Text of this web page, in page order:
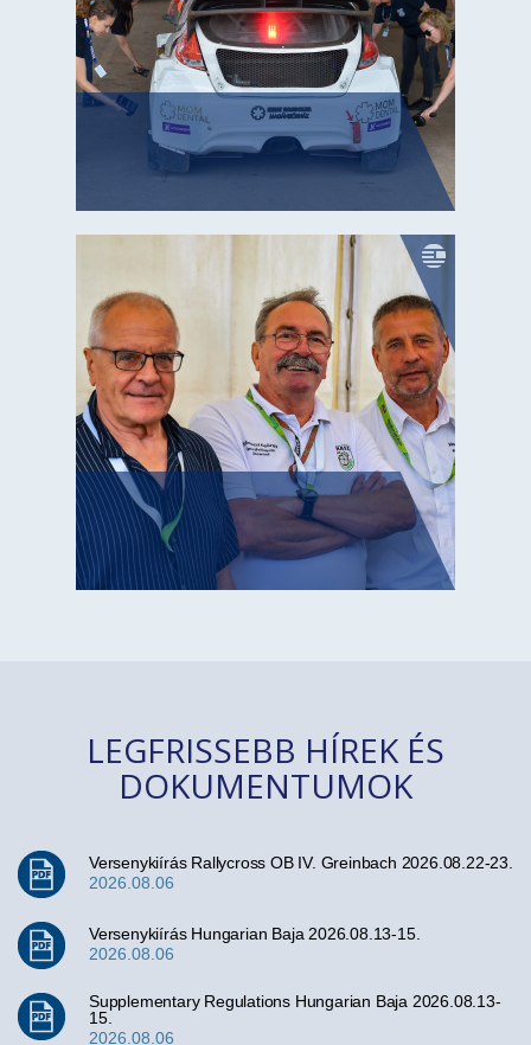
LEGFRISSEBB HÍREK ÉS
DOKUMENTUMOK
Versenykiírás Rallycross OB IV. Greinbach 2026.08.22-23.
2026.08.06
Versenykiírás Hungarian Baja 2026.08.13-15.
2026.08.06
Supplementary Regulations Hungarian Baja 2026.08.13-
15.
2026.08.06